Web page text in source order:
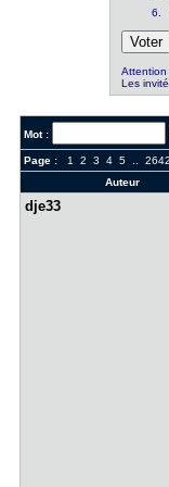
Attention
Les
Mot :
Page : 1 2 3 4 5.. 2642
Auteur
dje33